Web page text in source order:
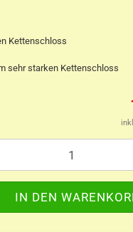
Kettenschloss
sehr starken Kettenschloss